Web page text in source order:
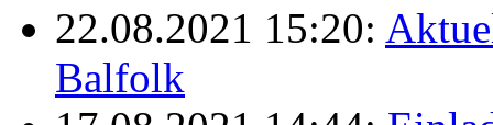
22.08.2021 15:20:
Balfolk